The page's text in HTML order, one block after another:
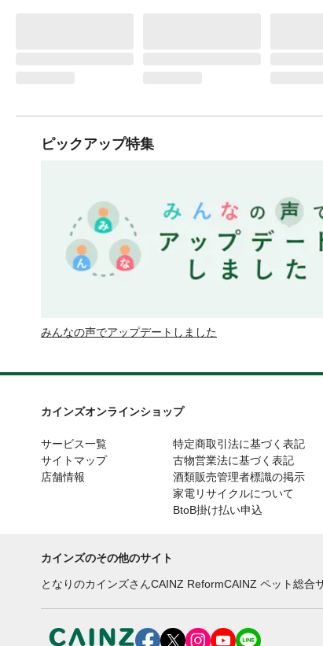
ピックアップ特集
みんなの声でアップデートしました
カインズオンラインショップ
サービス一覧
サイトマップ
店舗情報
特定商取引法に基づく表記
古物営業法に基づく表記
酒類販売管理者標識の掲示
家電リサイクルについて
BtoB掛け払い申込
カインズのその他のサイト
となりのカインズさんCAINZ ReformCAINZ ペット総合